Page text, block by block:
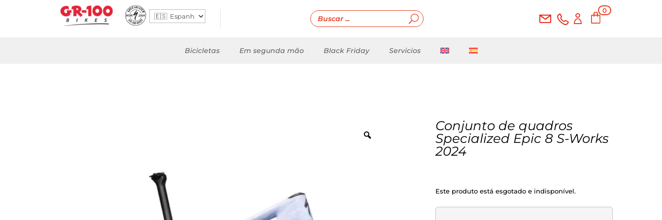
0
Bicicletas Em segunda mão Black Friday Servicios
Conjunto de quadros
Specialized Epic 8 S-Works
2024
Este produto está esgotado e indisponível.